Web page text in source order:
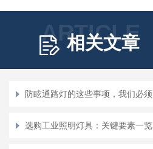
ARTICLE
相关文章
选购工业照明灯具：关键要素一览